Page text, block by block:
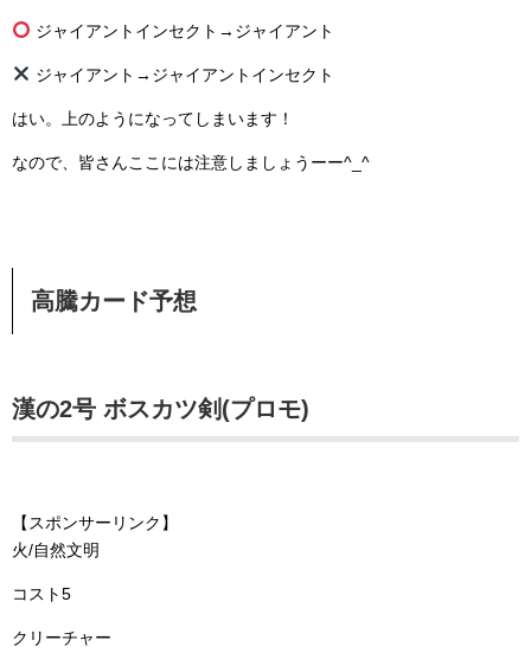
ジャイアントインセクト→ジャイアント
ジャイアント→ジャイアントインセクト
はい。上のようになってしまいます！
なので、皆さんここには注意しましょうーー^_^
高騰カード予想
漢の2号 ボスカツ剣(プロモ)
【スポンサーリンク】
火/自然文明
コスト5
クリーチャー